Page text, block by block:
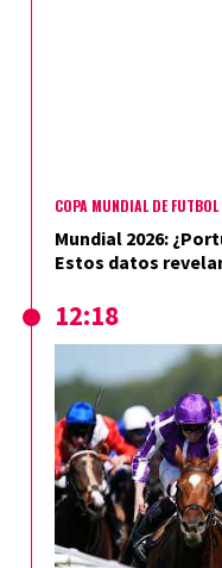
COPA MUNDIAL DE FÚTBOL
Mundial 2026:
Estos datos
12:18